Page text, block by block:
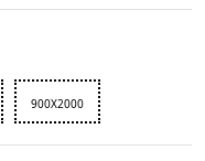
900X2000